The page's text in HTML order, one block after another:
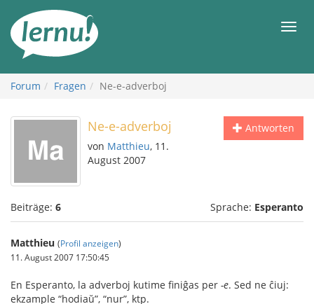
Inhalt
Forum Fragen Ne-e-adverboj
Antworten
Ne-e-adverboj
von Matthieu, 11.
August 2007
Beiträge: 6 Sprache: Esperanto
Matthieu (Profil anzeigen)
11. August 2007 17:50:45
En Esperanto, la adverboj kutime finiĝas per -e. Sed ne ĉiuj:
ekzample “hodiaŭ”, “nur”, ktp.